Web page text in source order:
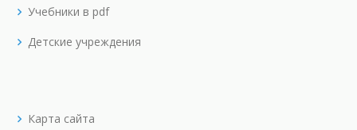
Учебники в pdf
Детские учреждения
Карта сайта